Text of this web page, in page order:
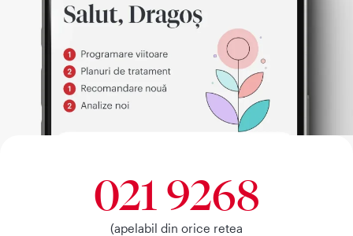
021 9268
(apelabil din orice retea